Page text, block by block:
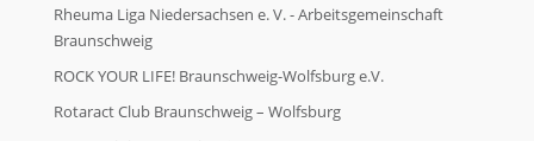
Rheuma Liga Niedersachsen e. V. - Arbeitsgemeinschaft
Braunschweig
ROCK YOUR LIFE! Braunschweig-Wolfsburg e.V.
Rotaract Club Braunschweig – Wolfsburg